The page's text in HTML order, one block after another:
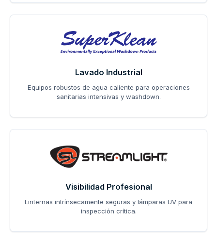
Lavado Industrial
Equipos robustos de agua caliente para operaciones
sanitarias intensivas y washdown.
Visibilidad Profesional
Linternas intrínsecamente seguras y lámparas UV para
inspección crítica.